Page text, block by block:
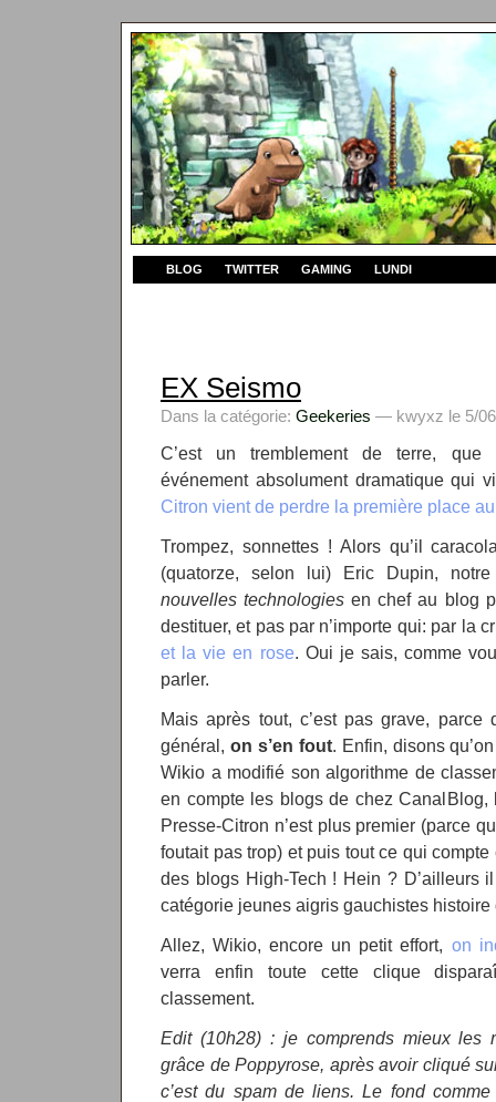
BLOG TWITTER GAMING LUNDI
EX Seismo
Dans la catégorie: Geekeries — kwyxz le 5/
C’est un tremblement de terre, que
événement absolument dramatique qui
Citron vient de perdre la première place
Trompez, sonnettes ! Alors qu’il
(quatorze, selon lui) Eric Dupin,
nouvelles technologies en chef au blog
destituer, et pas par n’importe qui: par la
et la vie en rose. Oui je sais, comme
parler.
Mais après tout, c’est pas grave, parce
général, on s’en fout. Enfin, disons
Wikio a modifié son algorithme de
en compte les blogs de chez CanalBlog,
Presse-Citron n’est plus premier (parce
foutait pas trop) et puis tout ce qui compte
des blogs High-Tech ! Hein ? D’ailleurs
catégorie jeunes aigris gauchistes histoire
Allez, Wikio, encore un petit effort, on
verra enfin toute cette clique
classement.
Edit (10h28) : je comprends mieux les
grâce de Poppyrose, après avoir cliqué
c’est du spam de liens. Le fond